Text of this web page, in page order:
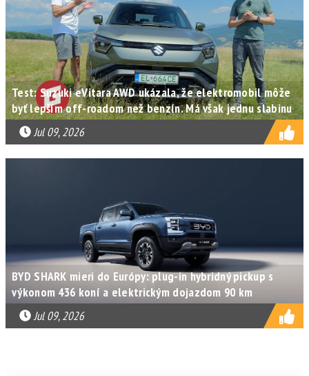
Test: Suzuki eVitara AWD ukázala, že elektromobil môže
byť lepším off-roadom než benzín. Má však jednu slabinu
Jul 09, 2026
BYD SHARK mieri do Európy: plug-in hybridný pickup s
výkonom 436 koní a elektrickým dojazdom 90 km
Jul 09, 2026